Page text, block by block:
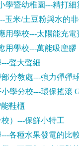
學暨幼稚園---精打細
玉米/土豆粉與水的
用學校---太陽能充電
用學校---萬能吸塵膠
聲大聲細
分教處---強力彈彈
學分校---環保搖滾
鞋櫃
）---保鮮小特工
各種水果發電的比